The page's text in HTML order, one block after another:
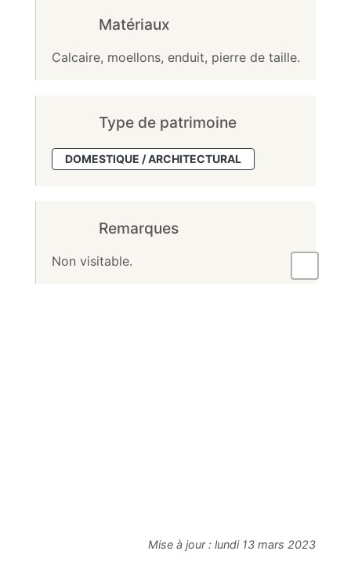
Matériaux
Calcaire, moellons, enduit, pierre de taille.
Type de patrimoine
DOMESTIQUE / ARCHITECTURAL
Remarques
Non visitable.
Mise à jour : lundi 13 mars 2023